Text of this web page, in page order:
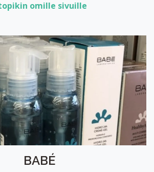
omille sivuille
BABÉ